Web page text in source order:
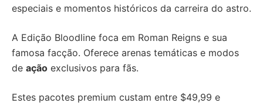
especiais e momentos históricos da carreira do astro.
A Edição Bloodline foca em Roman Reigns e sua
famosa facção. Oferece arenas temáticas e modos
de ação exclusivos para fãs.
Estes pacotes premium custam entre $49,99 e